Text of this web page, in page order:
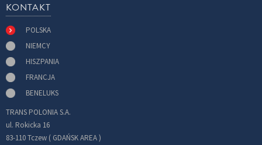
KONTAKT
POLSKA
NIEMCY
HISZPANIA
FRANCJA
BENELUKS
TRANS POLONIA S.A.
ul. Rokicka 16
83-110 Tczew ( GDAŃSK AREA )